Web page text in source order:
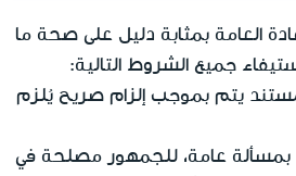
العامة بمثابة دليل على صحة ما
جميع الشروط التالية:
يتم بموجب إلزام صريح يُلزم
بمسألة عامة، للجمهور مصلحة في